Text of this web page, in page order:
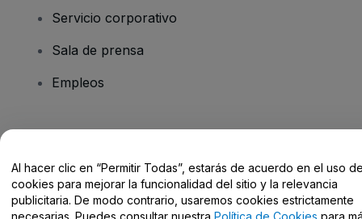
Servicio corporativo
Sala de prensa
Empleos
Centro de Ayuda / Contacto
Al hacer clic en “Permitir Todas”, estarás de acuerdo en el uso
cookies para mejorar la funcionalidad del sitio y la relevancia
publicitaria. De modo contrario, usaremos cookies estrictamente
necesarias. Puedes consultar nuestra Política de Cookies para